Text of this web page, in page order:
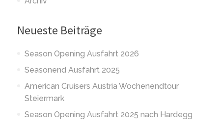
Neueste Beiträge
Season Opening Ausfahrt 2026
Seasonend Ausfahrt 2025
American Cruisers Austria Wochenendtour
Steiermark
Season Opening Ausfahrt 2025 nach Hardegg